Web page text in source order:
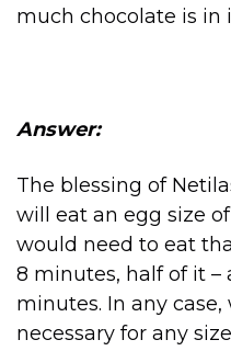
much chocolate is in
Answer:
The blessing of
will eat an egg size
would need to eat
8 minutes, half of it –
minutes. In any
necessary for any